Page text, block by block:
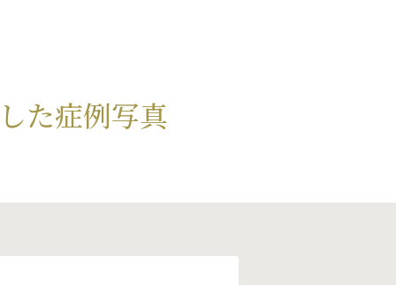
た症例写真